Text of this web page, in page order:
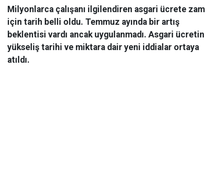
Milyonlarca çalışanı ilgilendiren asgari ücrete zam
için tarih belli oldu. Temmuz ayında bir artış
beklentisi vardı ancak uygulanmadı. Asgari ücretin
yükseliş tarihi ve miktara dair yeni iddialar ortaya
atıldı.